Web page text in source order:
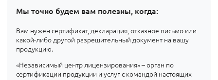
Мы точно будем вам полезны, когда:
Вам нужен сертификат, декларация, отказное письмо или
какой-либо другой разрешительный документ на вашу
продукцию.
«Независимый центр лицензирования» – орган по
сертификации продукции и услуг с командой настоящих